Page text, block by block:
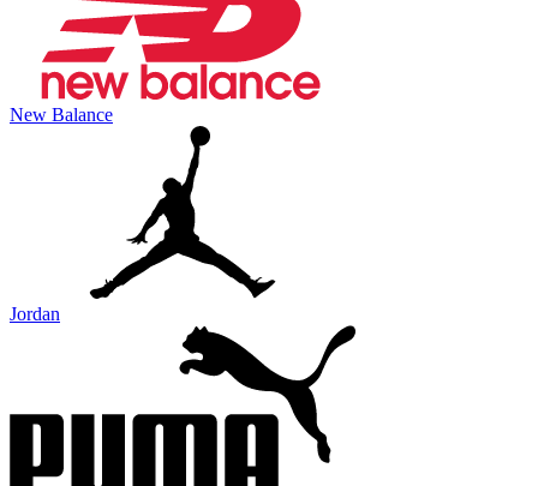
New Balance
Jordan